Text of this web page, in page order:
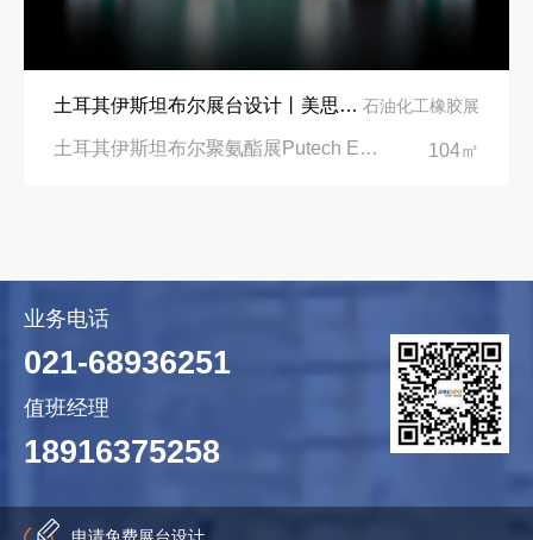
土耳其伊斯坦布尔展台设计丨美思德创新产品，打造聚氨酯行业标杆 石油化工橡胶展
土耳其伊斯坦布尔聚氨酯展Putech Eurasia|土耳其国际会展中心 104㎡
业务电话
021-68936251
值班经理
18916375258